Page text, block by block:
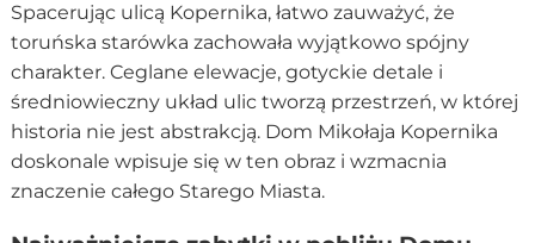
Spacerując ulicą Kopernika, łatwo zauważyć, że
toruńska starówka zachowała wyjątkowo spójny
charakter. Ceglane elewacje, gotyckie detale i
średniowieczny układ ulic tworzą przestrzeń, w której
historia nie jest abstrakcją. Dom Mikołaja Kopernika
doskonale wpisuje się w ten obraz i wzmacnia
znaczenie całego Starego Miasta.